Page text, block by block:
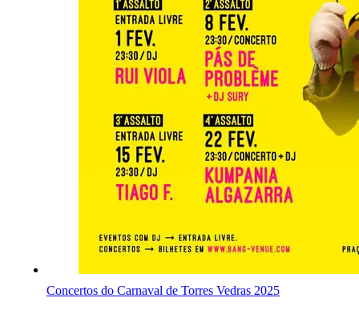
Concertos do Carnaval de Torres Vedras 2025